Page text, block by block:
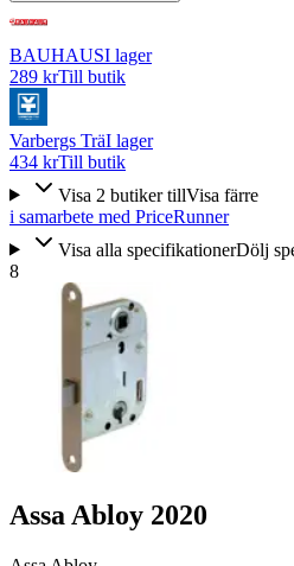
BAUHAUSI lager
289 krTill butik
Varbergs TräI lager
434 krTill butik
Visa 2 butiker tillVisa färre
i samarbete med PriceRunner
Visa alla specifikationerDölj
8
Assa Abloy 2020